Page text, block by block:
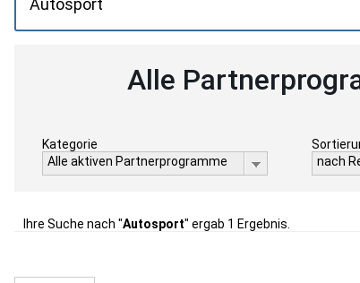
Alle
Kategorie
Alle aktiven Partnerprogramme
nach
Ihre Suche nach "Autosport" ergab 1 Ergebnis.